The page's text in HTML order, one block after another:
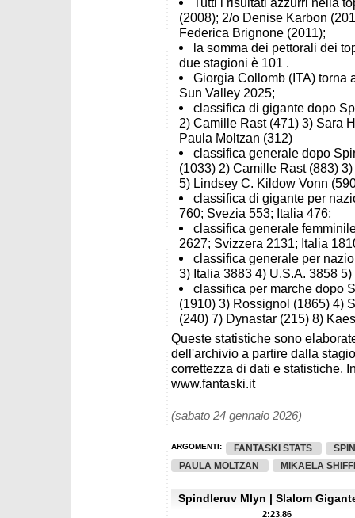
(2008); 2/o Denise Karbon
Federica Brignone (2011);
la somma dei pettorali dei
due stagioni è 101 .
Giorgia Collomb (ITA) torna
Sun Valley 2025;
classifica di gigante dopo
2) Camille Rast (471) 3) Sara
Paula Moltzan (312)
classifica generale dopo
(1033) 2) Camille Rast (883)
5) Lindsey C. Kildow Vonn
classifica di gigante per
760; Svezia 553; Italia 476;
classifica generale
2627; Svizzera 2131; Italia
classifica generale per
3) Italia 3883 4) U.S.A. 3858
classifica per marche dopo
(1910) 3) Rossignol (1865) 4)
(240) 7) Dynastar (215) 8)
Queste statistiche sono
dell'archivio a partire dalla
correttezza di dati e statistiche.
www.fantaski.it
(sabato 24 gennaio 2026)
ARGOMENTI: FANTASKI STATS
PAULA MOLTZAN
MIKAELA
Spindleruv Mlyn | Slalom
2:23.86